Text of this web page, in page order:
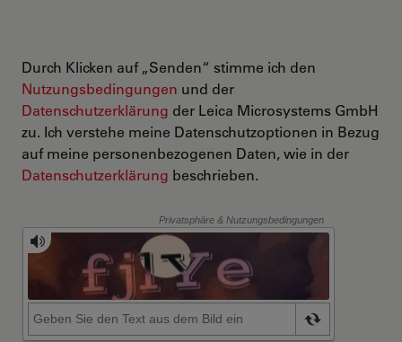
Durch Klicken auf „Senden“ stimme ich den
Nutzungsbedingungen und der
Datenschutzerklärung der Leica Microsystems GmbH
zu. Ich verstehe meine Datenschutzoptionen in Bezug
auf meine personenbezogenen Daten, wie in der
Datenschutzerklärung beschrieben.